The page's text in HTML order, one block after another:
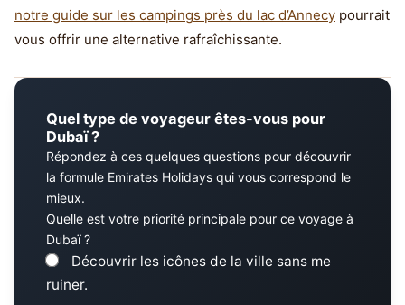
notre guide sur les campings près du lac d’Annecy pourrait
vous offrir une alternative rafraîchissante.
Quel type de voyageur êtes-vous pour
Dubaï ?
Répondez à ces quelques questions pour découvrir
la formule Emirates Holidays qui vous correspond le
mieux.
Quelle est votre priorité principale pour ce voyage à
Dubaï ?
Découvrir les icônes de la ville sans me
ruiner.